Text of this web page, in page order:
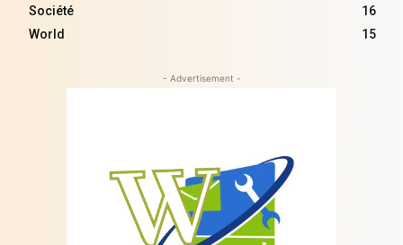
Société
16
World
15
- Advertisement -